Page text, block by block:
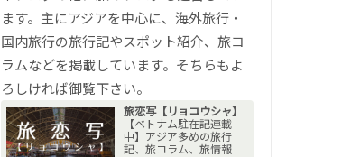
ます。主にアジアを中心に、海外旅行・
国内旅行の旅行記やスポット紹介、旅コ
ラムなどを掲載しています。そちらもよ
ろしければ御覧下さい。
旅恋写【リョコウシャ】
【ベトナム駐在記連載
中】アジア多めの旅行
記、旅コラム、旅情報